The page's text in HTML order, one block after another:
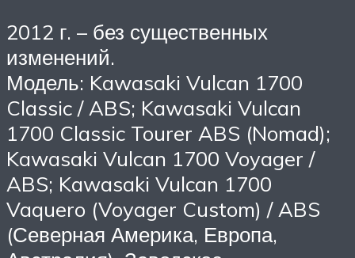
2012 г. – без существенных
изменений.
Модель: Kawasaki Vulcan 1700
Classic / ABS; Kawasaki Vulcan
1700 Classic Tourer ABS (Nomad);
Kawasaki Vulcan 1700 Voyager /
ABS; Kawasaki Vulcan 1700
Vaquero (Voyager Custom) / ABS
(Северная Америка, Европа,